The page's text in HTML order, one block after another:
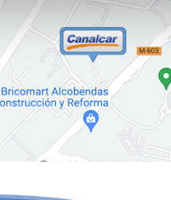
el contenido y los
sobre el uso que
pueden combinarla con
hecho de sus servicios.